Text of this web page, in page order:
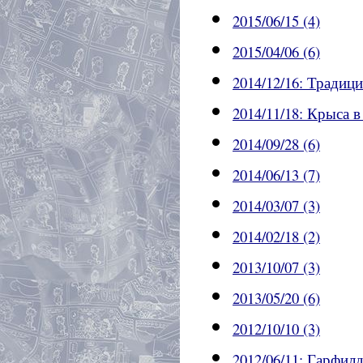
2015/06/15 (4)
2015/04/06 (6)
2014/12/16:
2014/11/18: Крыса
2014/09/28 (6)
2014/06/13 (7)
2014/03/07 (3)
2014/02/18 (2)
2013/10/07 (3)
2013/05/20 (6)
2012/10/10 (3)